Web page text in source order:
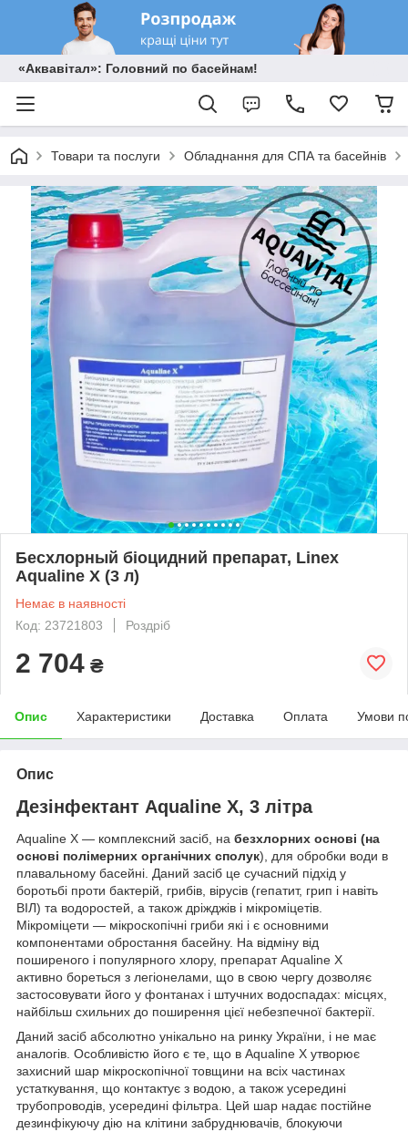
«Аквавітал»: Головний по басейнам!
Товари та послуги Обладнання для СПА та басейнів
Бесхлорный біоцидний препарат, Linex
Aqualine X (3 л)
Немає в наявності
Код: 23721803
Роздріб
2 704 ₴
Опис Характеристики Доставка Оплата Умови
Опис
Дезінфектант Aqualine X, 3 літра
Aqualine X — комплексний засіб, на безхлорних основі (на
основі полімерних органічних сполук), для обробки води в
плавальному басейні. Даний засіб це сучасний підхід у
боротьбі проти бактерій, грибів, вірусів (гепатит, грип і навіть
ВІЛ) та водоростей, а також дріжджів і мікроміцетів.
Мікроміцети — мікроскопічні гриби які і є основними
компонентами обростання басейну. На відміну від
поширеного і популярного хлору, препарат Aqualine X
активно бореться з легіонелами, що в свою чергу дозволяє
застосовувати його у фонтанах і штучних водоспадах: місцях,
найбільш схильних до поширення цієї небезпечної бактерії.
Даний засіб абсолютно унікально на ринку України, і не має
аналогів. Особливістю його є те, що в Aqualine Х утворює
захисний шар мікроскопічної товщини на всіх частинах
устаткування, що контактує з водою, а також усередині
трубопроводів, усередині фільтра. Цей шар надає постійне
дезинфікуючу дію на клітини забруднювачів, блокуючи